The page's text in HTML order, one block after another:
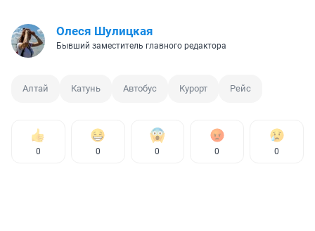
Олеся Шулицкая
Бывший заместитель главного редактора
Алтай Катунь Автобус Курорт Рейс
0 0 0 0 0